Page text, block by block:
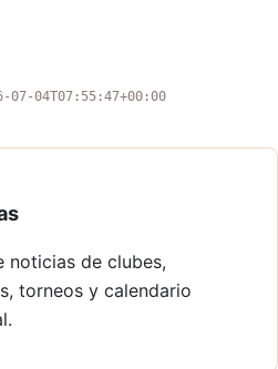
04T07:55:47+00:00
noticias de clubes,
torneos y calendario